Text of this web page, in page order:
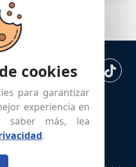
cookies
para garantizar
experiencia en
saber más, lea
.
Blog Termos